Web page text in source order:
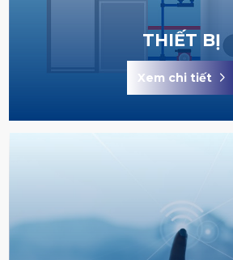
THIẾT BỊ
Xem chi tiết